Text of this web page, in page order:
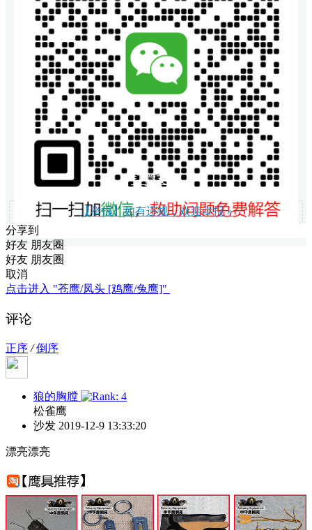
打赏支持
【举报】如有违规，欢迎举报 »
分享到
好友 朋友圈
好友 朋友圈
取消
点击进入 "苍鹰/凤头 [鸡鹰/兔鹰]"
评论
正序 / 倒序
狼的胸膛
松雀鹰
沙发 2019-12-9 13:33:20
漂亮漂亮